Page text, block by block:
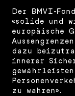
Der BMVI-
«solide und
europäische
dazu
innerer
zu wahren».